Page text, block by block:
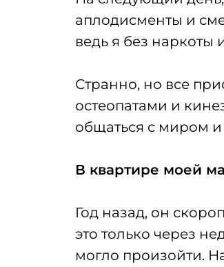
аплодисменты и
ведь я без наркоты
Странно, но все
остеопатами и
общаться с миром
В квартире моей
Год назад, он
это только через
могло произойти.